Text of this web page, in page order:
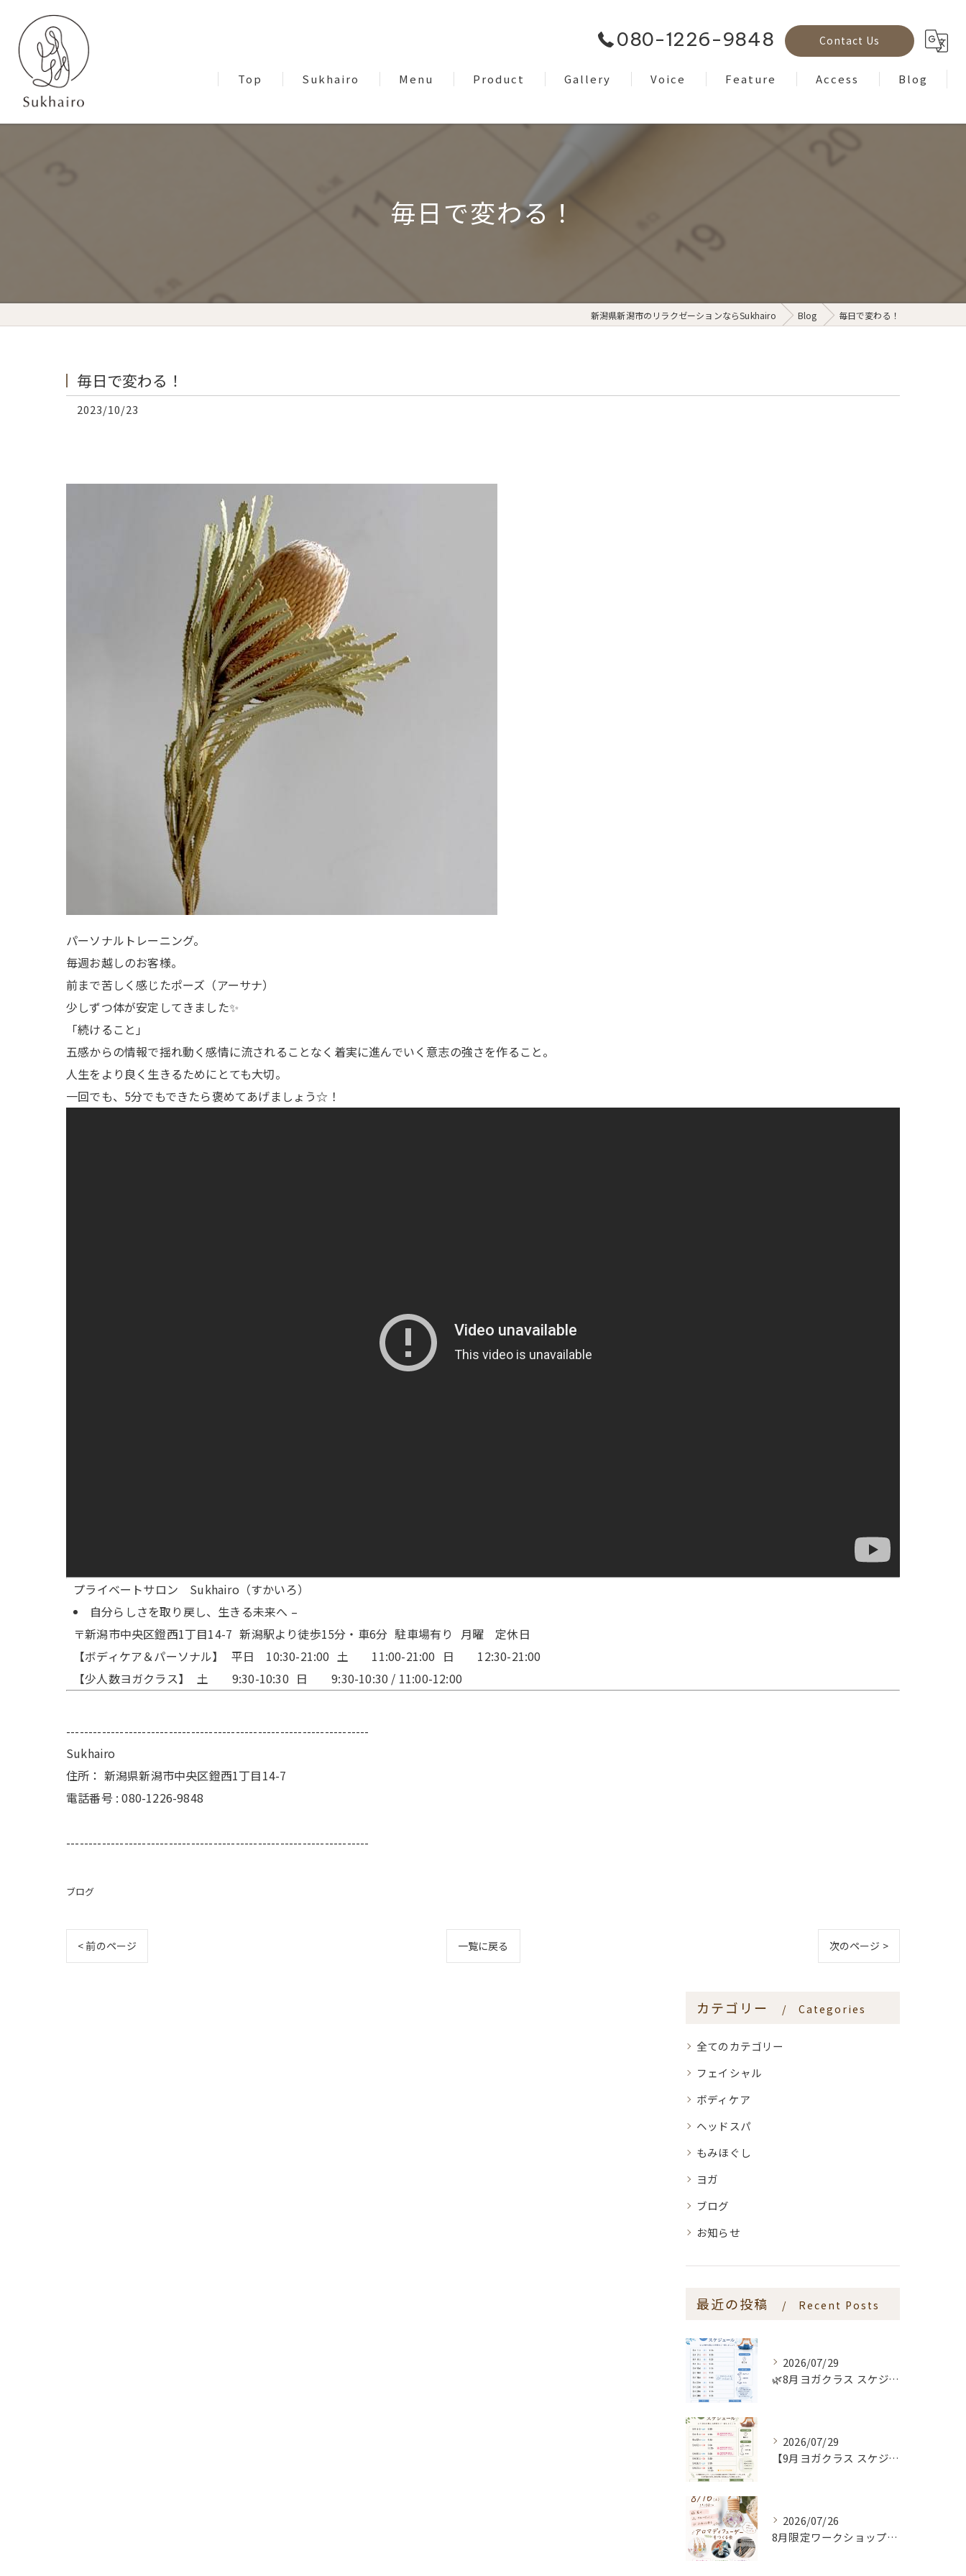
080-1226-9848 Contact Us
Top Sukhairo Menu
Dry Head Spa
Night Only Relaxation
Product Gallery Voice Feature
フェイシャル
Access Blog
毎日で変わる！
新潟県新潟市のリラクゼーションならSukhairo Blog 毎日で変わる！
毎日で変わる！
2023/10/23
パーソナルトレーニング。
毎週お越しのお客様。
前まで苦しく感じたポーズ（アーサナ）
少しずつ体が安定してきました✨
「続けること」
五感からの情報で揺れ動く感情に流されることなく着実に進んでいく意志の強さを作ること。
人生をより良く生きるためにとても大切。
一回でも、5分でもできたら褒めてあげましょう☆！
プライベートサロン Sukhairo（すかいろ）
自分らしさを取り戻し、生きる未来へ –
〒新潟市中央区鐙西1丁目14-7 新潟駅より徒歩15分・車6分 駐車場有り 月曜 定休日
【ボディケア＆パーソナル】 平日 10:30-21:00 土 11:00-21:00 日 12:30-21:00
【少人数ヨガクラス】 土 9:30-10:30 日 9:30-10:30 / 11:00-12:00
--------------------------------------------------------------------
Sukhairo
住所： 新潟県新潟市中央区鐙西1丁目14-7
電話番号 :080-1226-9848
--------------------------------------------------------------------
ブログ
< 前のページ 一覧に戻る 次のページ >
カテゴリー Categories
全てのカテゴリー
フェイシャル
ボディケア
ヘッドスパ
もみほぐし
ヨガ
ブログ
お知らせ
最近の投稿 Recent Posts
2026/07/29
🌿8月ヨガクラス スケジュールのお知らせ🌿
2026/07/29
【9月ヨガクラス スケジュールのお知らせ🌿】
2026/07/26
8月限定ワークショップ🌿🫧